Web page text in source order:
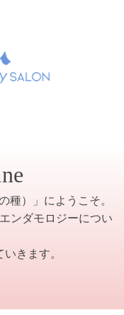
種）」にようこそ。
ンダモロジーについ
きます。